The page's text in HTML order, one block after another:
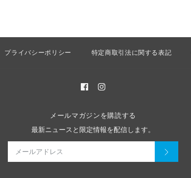
プライバシーポリシー 特定商取引法に関する表記
メールマガジンを購読する
最新ニュースと限定情報を配信します。